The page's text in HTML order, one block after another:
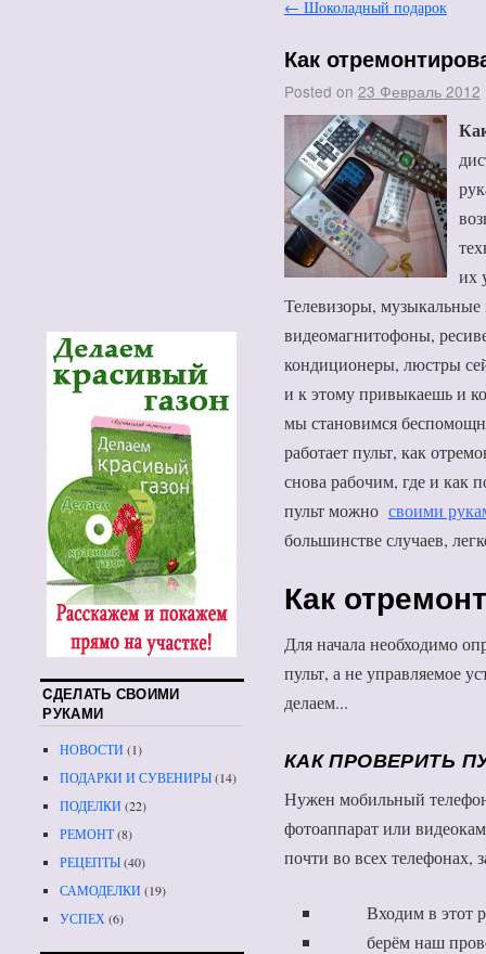
← Шоколадный подарок
Как
Posted on 23 Февраль 2012
их
Телевизоры,
видеомагнитофоны,
кондиционеры, люстры
и к этому привыкаешь и
мы становимся
работает пульт, как
снова рабочим, где и как
пульт можно своими
большинстве случаев,
Как
Для начала необходимо
пульт, а не управляемое
делаем...
КАК ПРОВЕРИТЬ
Нужен мобильный
фотоаппарат или
почти во всех телефонах,
Входим в этот
берём наш
CДЕЛАТЬ СВОИМИ
РУКАМИ
НОВОСТИ(1)
ПОДАРКИ И СУВЕНИРЫ(14)
ПОДЕЛКИ(22)
РЕМОНТ(8)
РЕЦЕПТЫ(40)
САМОДЕЛКИ(19)
УСПЕХ(6)